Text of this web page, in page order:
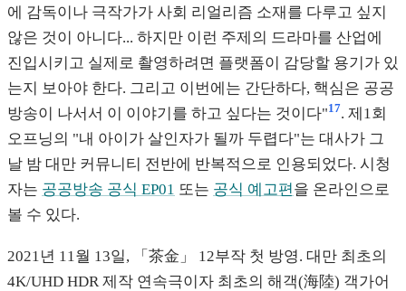
에 감독이나 극작가가 사회 리얼리즘 소재를 다루고 싶지
않은 것이 아니다... 하지만 이런 주제의 드라마를 산업에
진입시키고 실제로 촬영하려면 플랫폼이 감당할 용기가 있
는지 보아야 한다. 그리고 이번에는 간단하다, 핵심은 공공
방송이 나서서 이 이야기를 하고 싶다는 것이다"17. 제1회
오프닝의 "내 아이가 살인자가 될까 두렵다"는 대사가 그
날 밤 대만 커뮤니티 전반에 반복적으로 인용되었다. 시청
자는 공공방송 공식 EP01 또는 공식 예고편을 온라인으로
볼 수 있다.
2021년 11월 13일, 「茶金」 12부작 첫 방영. 대만 최초의
4K/UHD HDR 제작 연속극이자 최초의 해객(海陸) 객가어